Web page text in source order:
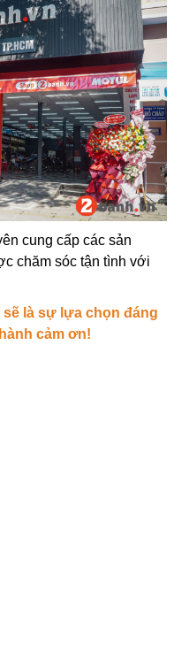
cung cấp các sản
chăm sóc tận tình với
là sự lựa chọn đáng
cảm ơn!